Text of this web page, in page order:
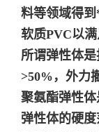
料等领域得
软质PVC以满
所谓弹性体
>50%，外力
聚氨酯弹性
弹性体的硬